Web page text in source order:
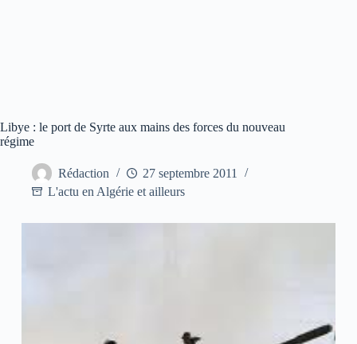
Libye : le port de Syrte aux mains des forces du nouveau
régime
Rédaction
27 septembre 2011
L'actu en Algérie et ailleurs